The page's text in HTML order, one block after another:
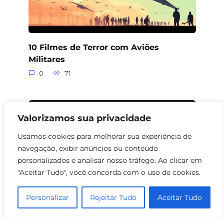
Valorizamos sua privacidade
Usamos cookies para melhorar sua experiência de
navegação, exibir anúncios ou conteúdo
personalizados e analisar nosso tráfego. Ao clicar em
"Aceitar Tudo", você concorda com o uso de cookies.
Personalizar Rejeitar Tudo Aceitar Tudo
10 Filmes de Terror com Aviões
Militares
0 71